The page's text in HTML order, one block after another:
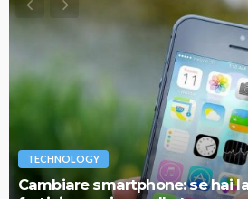
TECHNOLOGY
Cambiare smartphone: se hai